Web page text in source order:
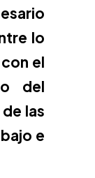
lo
el
del
las
e